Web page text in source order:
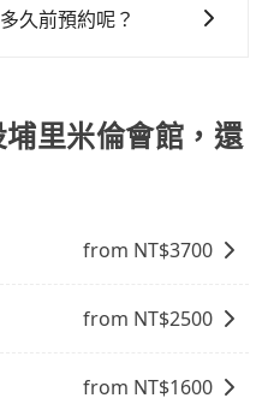
他乘客的人來說就有不
明收費細節，讓您能更放
久前預約呢？
的價格。
里米倫會館，還
from NT$3700
from NT$2500
from NT$1600